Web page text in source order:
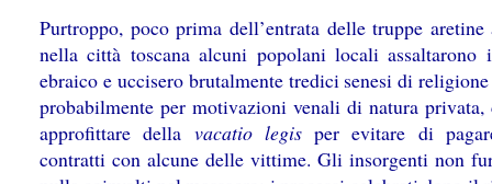
Purtroppo, poco prima dell’entrata delle truppe aretine
nella città toscana alcuni popolani locali assaltarono
ebraico e uccisero brutalmente tredici senesi di
probabilmente per motivazioni venali di natura privata,
approfittare della vacatio legisper evitare di
contratti con alcune delle vittime. Gli insorgenti non